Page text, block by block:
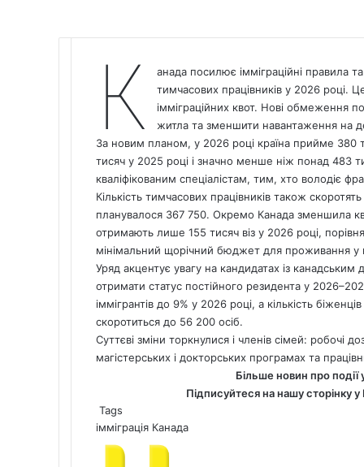
К анадапосилює імміграційні правила та
тимчасових працівників у 2026 році.
імміграційних квот. Нові обмеження
житла та зменшити навантаження на
За новим планом, у 2026 році країна прийме 380
тисяч у 2025 році і значно менше ніж понад 483
кваліфікованим спеціалістам, тим, хто володіє
Кількість тимчасових працівників також
планувалося 367 750. Окремо Канада зменшила
отримають лише 155 тисяч віз у 2026 році,
мінімальний щорічний бюджет для проживання у
Уряд акцентує увагу на кандидатах із
отримати статус постійного резидента у
іммігрантів до 9% у 2026 році, а кількість
скоротиться до 56 200 осіб.
Суттєві зміни торкнулися і членів сімей:
магістерських і докторських програмах та
Більше новин про події
Підписуйтеся на нашу сторінку у
Tags
імміграція Канада